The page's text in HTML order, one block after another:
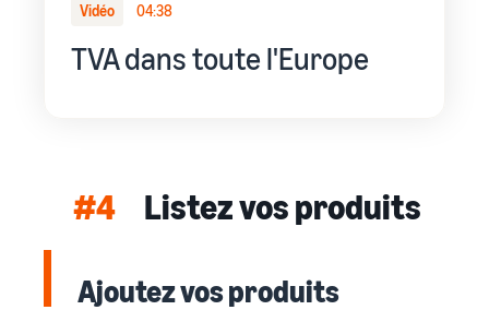
Vidéo 04:38
TVA dans toute l'Europe
#4 Listez vos produits
Ajoutez vos produits